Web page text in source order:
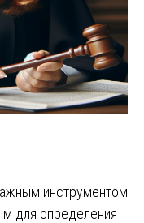
инструментом
для определения